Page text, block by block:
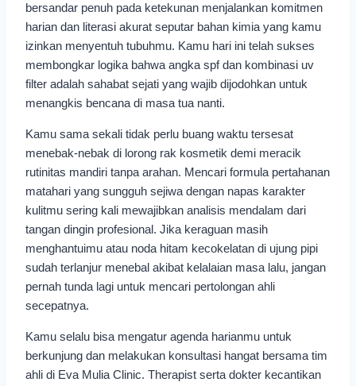
bersandar penuh pada ketekunan menjalankan komitmen
harian dan literasi akurat seputar bahan kimia yang kamu
izinkan menyentuh tubuhmu. Kamu hari ini telah sukses
membongkar logika bahwa angka spf dan kombinasi uv
filter adalah sahabat sejati yang wajib dijodohkan untuk
menangkis bencana di masa tua nanti.
Kamu sama sekali tidak perlu buang waktu tersesat
menebak-nebak di lorong rak kosmetik demi meracik
rutinitas mandiri tanpa arahan. Mencari formula pertahanan
matahari yang sungguh sejiwa dengan napas karakter
kulitmu sering kali mewajibkan analisis mendalam dari
tangan dingin profesional. Jika keraguan masih
menghantuimu atau noda hitam kecokelatan di ujung pipi
sudah terlanjur menebal akibat kelalaian masa lalu, jangan
pernah tunda lagi untuk mencari pertolongan ahli
secepatnya.
Kamu selalu bisa mengatur agenda harianmu untuk
berkunjung dan melakukan konsultasi hangat bersama tim
ahli di Eva Mulia Clinic. Therapist serta dokter kecantikan